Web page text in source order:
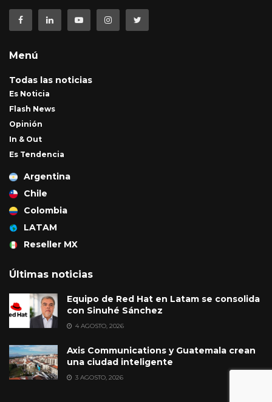
Menú
Todas las noticias
Es Noticia
Flash News
Opinión
In & Out
Es Tendencia
Argentina
Chile
Colombia
LATAM
Reseller MX
Últimas noticias
Equipo de Red Hat en Latam se consolida
con Sinuhé Sánchez
4 AGOSTO, 2026
Axis Communications y Guatemala crean
una ciudad inteligente
3 AGOSTO, 2026